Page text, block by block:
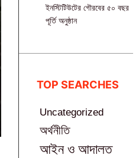
ইনস্টিটিউটের গৌরবের ৫০ বছর
পূর্তি অনুষ্ঠান
TOP SEARCHES
Uncategorized
অর্থনীতি
আইন ও আদালত